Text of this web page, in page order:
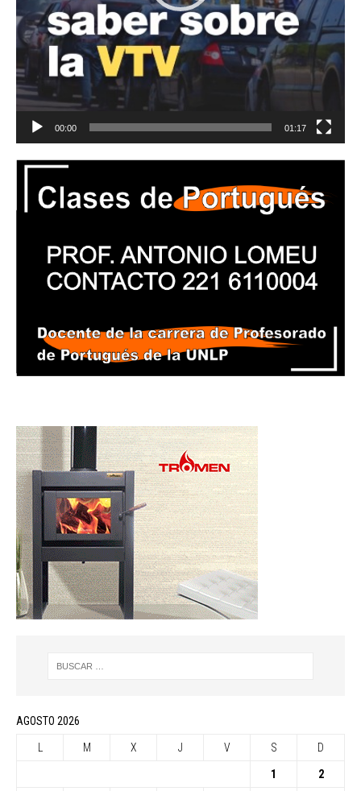
00:00 01:17
AGOSTO 2026
M X J V S D
1 2